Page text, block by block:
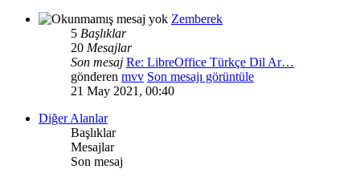
Zemberek
5 Başlıklar
20 Mesajlar
Son mesaj Re: LibreOffice Türkçe Dil Ar…
gönderen mvv Son mesajı görüntüle
21 May 2021, 00:40
Diğer Alanlar
Başlıklar
Mesajlar
Son mesaj